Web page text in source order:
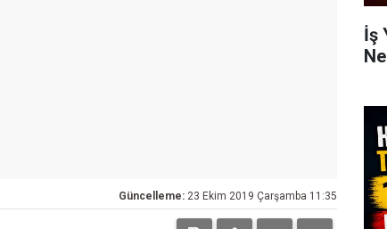
Güncelleme: 23 Ekim 2019 Çarşamba 11:35
İş